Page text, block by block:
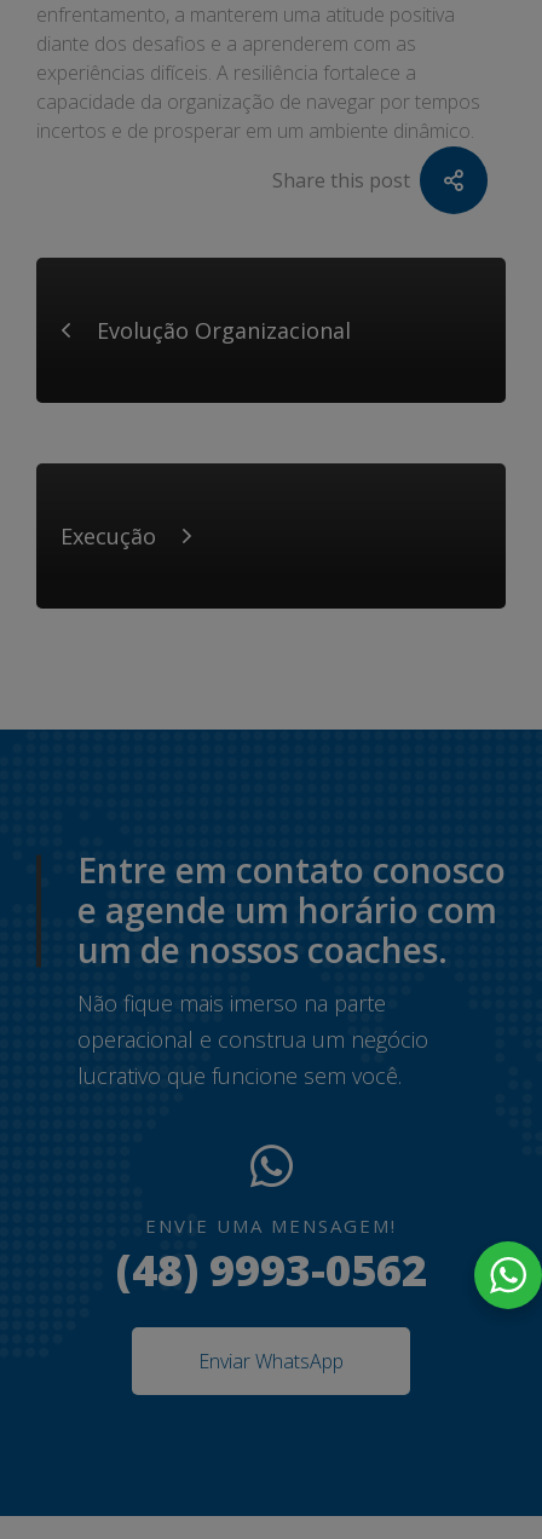
enfrentamento, a manterem uma atitude positiva
diante dos desafios e a aprenderem com as
experiências difíceis. A resiliência fortalece a
capacidade da organização de navegar por tempos
incertos e de prosperar em um ambiente dinâmico.
Share this post
Evolução Organizacional
Execução
Entre em contato conosco
e agende um horário com
um de nossos coaches.
Não fique mais imerso na parte
operacional e construa um negócio
lucrativo que funcione sem você.
ENVIE UMA MENSAGEM!
(48) 9993-0562
Enviar WhatsApp